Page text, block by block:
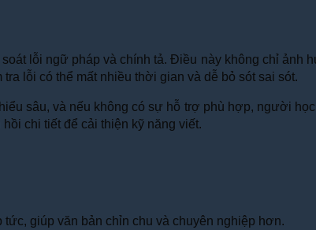
lỗi ngữ pháp và chính tả. Điều này không chỉ
lỗi có thể mất nhiều thời gian và dễ bỏ sót sai sót.
sâu, và nếu không có sự hỗ trợ phù hợp, người
chi tiết để cải thiện kỹ năng viết.
giúp văn bản chỉn chu và chuyên nghiệp hơn.